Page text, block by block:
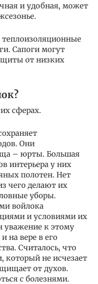
и удобная, может
Сапоги могут
от низких
сферах.
Они
– юрты. Большая
интерьера у них
полотен. Нет
чего делают их
уборы.
войлока
и условиями их
уважение к этому
на вере в его
Считалось, что
который не исчезает
от духов.
с болезнями.